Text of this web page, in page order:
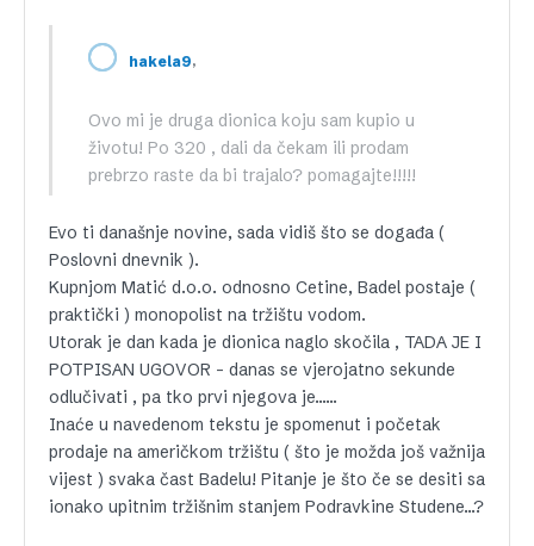
hakela9,
Ovo mi je druga dionica koju sam kupio u
životu! Po 320 , dali da čekam ili prodam
prebrzo raste da bi trajalo? pomagajte!!!!!
Evo ti današnje novine, sada vidiš što se događa (
Poslovni dnevnik ).
Kupnjom Matić d.o.o. odnosno Cetine, Badel postaje (
praktički ) monopolist na tržištu vodom.
Utorak je dan kada je dionica naglo skočila , TADA JE I
POTPISAN UGOVOR – danas se vjerojatno sekunde
odlučivati , pa tko prvi njegova je……
Inaće u navedenom tekstu je spomenut i početak
prodaje na američkom tržištu ( što je možda još važnija
vijest ) svaka čast Badelu! Pitanje je što če se desiti sa
ionako upitnim tržišnim stanjem Podravkine Studene…?